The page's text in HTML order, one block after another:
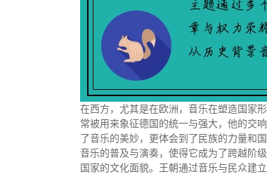
在西方，尤其是在欧洲，音乐在塑造国家
常被用来象征德国的统一与强大，他的交
了音乐的美妙，更体会到了民族的力量和国
音乐的普及与演奏，使得它成为了跨越阶
国家的文化面貌。王朝通过音乐与民众建